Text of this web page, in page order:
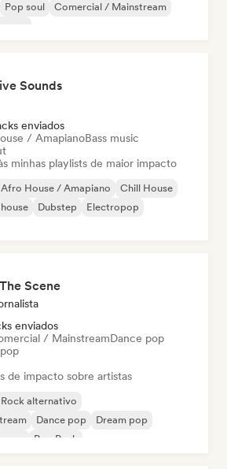
Pop soul
Comercial / Mainstream
Sounds
enviados
/ AmapianoBass music
minhas playlists de maior impacto
Afro House / Amapiano
Chill House
Dubstep
Electropop
Scene
enviados
/ MainstreamDance pop
de impacto sobre artistas
Rock alternativo
Dance pop
Dream pop
Pop Punk